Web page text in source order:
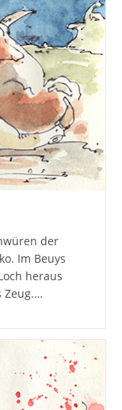
der
Im Beuys
heraus
Zeug.…